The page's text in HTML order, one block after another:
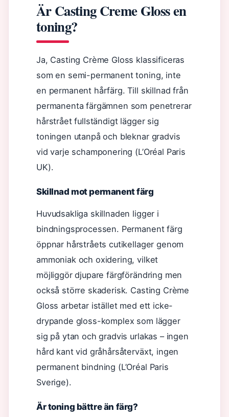
Är Casting Creme Gloss en
toning?
Ja, Casting Crème Gloss klassificeras
som en semi-permanent toning, inte
en permanent hårfärg. Till skillnad från
permanenta färgämnen som penetrerar
hårstrået fullständigt lägger sig
toningen utanpå och bleknar gradvis
vid varje schamponering (L’Oréal Paris
UK).
Skillnad mot permanent färg
Huvudsakliga skillnaden ligger i
bindningsprocessen. Permanent färg
öppnar hårstråets cutikellager genom
ammoniak och oxidering, vilket
möjliggör djupare färgförändring men
också större skaderisk. Casting Crème
Gloss arbetar istället med ett icke-
drypande gloss-komplex som lägger
sig på ytan och gradvis urlakas – ingen
hård kant vid gråhårsåterväxt, ingen
permanent bindning (L’Oréal Paris
Sverige).
Är toning bättre än färg?